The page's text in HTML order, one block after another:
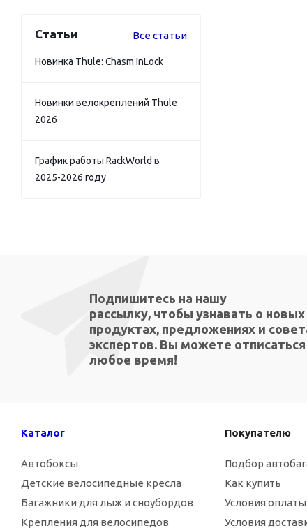
Статьи Все статьи
Новинка Thule: Chasm InLock
Новинки велокреплений Thule
2026
График работы RackWorld в
2025-2026 году
Подпишитесь на нашу
рассылку, чтобы узнавать о новых
продуктах, предложениях и
экспертов. Вы можете отписаться
любое время!
Каталог
Автобоксы
Детские велосипедные кресла
Багажники для лыж и сноубордов
Крепления для велосипедов
Покупателю
Подбор
Как купить
Условия оплаты
Условия